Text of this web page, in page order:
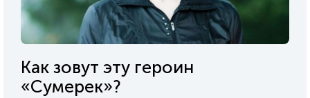
Как зовут эту героин
«Сумерек»?